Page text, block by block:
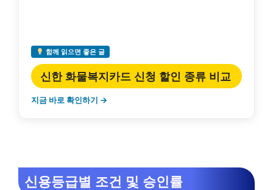
함께 읽으면 좋은 글
신한 화물복지카드 신청 할인 종류 비교
지금 바로 확인하기 →
신용등급별 조건 및 승인률